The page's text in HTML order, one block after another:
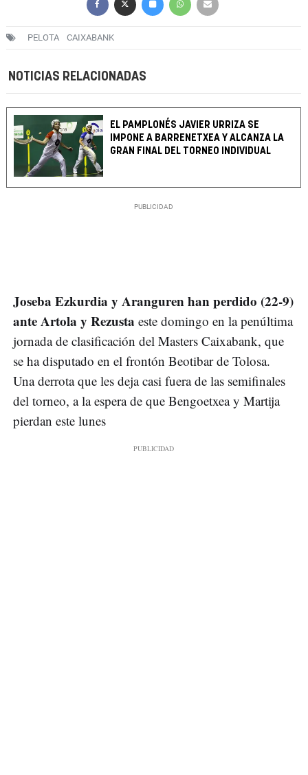
PELOTA CAIXABANK
NOTICIAS RELACIONADAS
EL PAMPLONÉS JAVIER URRIZA SE
IMPONE A BARRENETXEA Y ALCANZA LA
GRAN FINAL DEL TORNEO INDIVIDUAL
Joseba Ezkurdia y Aranguren han perdido (22-9)
ante Artola y Rezusta este domingo en la penúltima
jornada de clasificación del Masters Caixabank, que
se ha disputado en el frontón Beotibar de Tolosa.
Una derrota que les deja casi fuera de las semifinales
del torneo, a la espera de que Bengoetxea y Martija
pierdan este lunes